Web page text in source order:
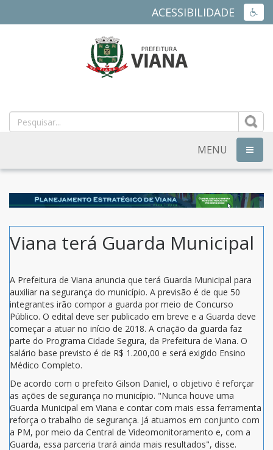
ACESSIBILIDADE
MUNICIPAL
DE
VIANA
ES
MENU
Viana terá Guarda Municipal
A Prefeitura de Viana anuncia que terá Guarda Municipal para
auxiliar na segurança do município. A previsão é de que 50
integrantes irão compor a guarda por meio de Concurso
Público. O edital deve ser publicado em breve e a Guarda deve
começar a atuar no início de 2018. A criação da guarda faz
parte do Programa Cidade Segura, da Prefeitura de Viana. O
salário base previsto é de R$ 1.200,00 e será exigido Ensino
Médico Completo.
De acordo com o prefeito Gilson Daniel, o objetivo é reforçar
as ações de segurança no município. "Nunca houve uma
Guarda Municipal em Viana e contar com mais essa ferramenta
reforça o trabalho de segurança. Já atuamos em conjunto com
a PM, por meio da Central de Videomonitoramento e, com a
Guarda, essa parceria trará ainda mais resultados", disse.